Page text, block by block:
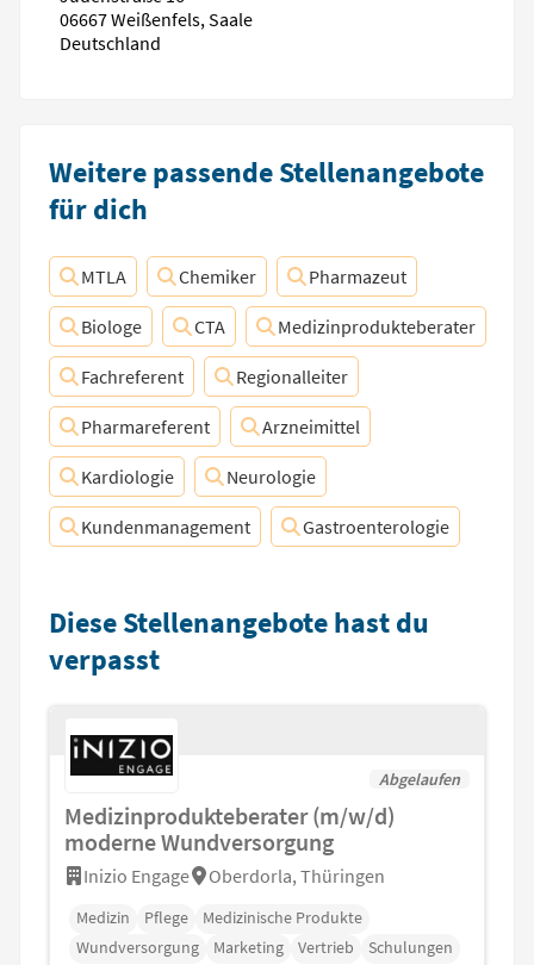
06667 Weißenfels, Saale
Deutschland
Weitere passende Stellenangebote
für dich
MTLA Chemiker Pharmazeut
Biologe CTA Medizinprodukteberater
Fachreferent Regionalleiter
Pharmareferent Arzneimittel
Kardiologie Neurologie
Kundenmanagement Gastroenterologie
Diese Stellenangebote hast du
verpasst
Abgelaufen
Medizinprodukteberater (m/w/d)
moderne Wundversorgung
Inizio Engage Oberdorla, Thüringen
Medizin Pflege
Medizinische Produkte
Wundversorgung
Marketing Vertrieb Schulungen